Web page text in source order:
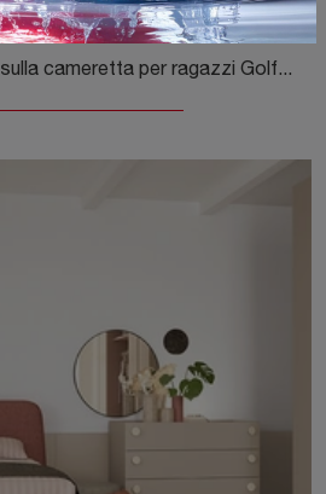
Golf Y118
Clicca e scopri di più sulla cameretta per ragazzi Golf Y118! Le Camerette componibili Colombini Casa ti attendono.